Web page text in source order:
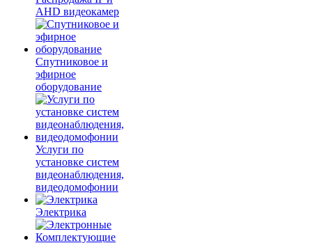
AHD видеокамер
Спутниковое и
эфирное
оборудование
Услуги по
установке систем
видеонаблюдения,
видеодомофонии
Электрика